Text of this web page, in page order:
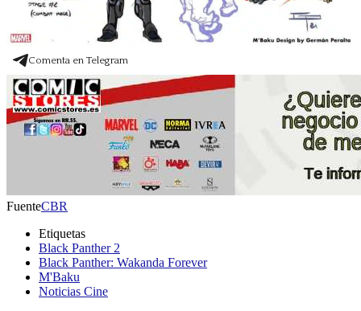
Comenta en Telegram
FuenteCBR
Etiquetas
Black Panther 2
Black Panther: Wakanda Forever
M'Baku
Noticias Cine